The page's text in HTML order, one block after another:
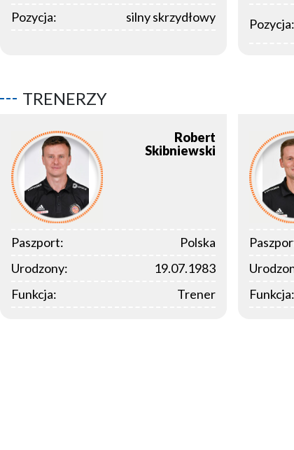
Pozycja:
silny skrzydłowy Pozycja:
TRENERZY
Robert
Skibniewski
Paszport:
Polska
Urodzony:
19.07.1983
Funkcja:
Trener
Funkcja: